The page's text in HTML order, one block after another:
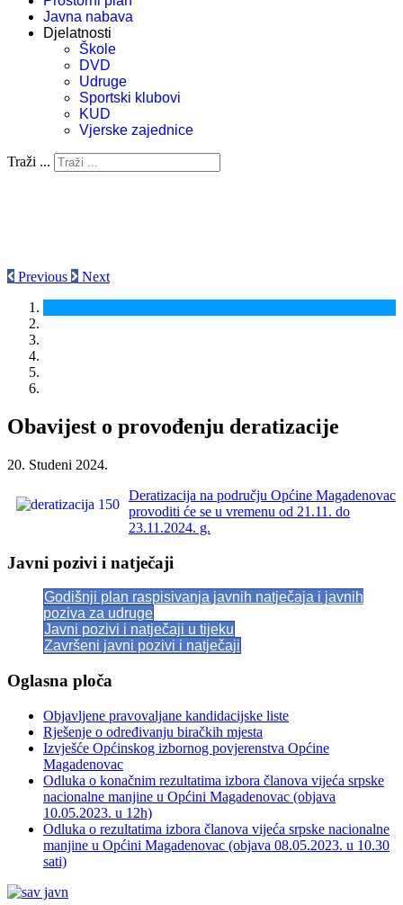
Javna nabava
Djelatnosti
Škole
DVD
Udruge
Sportski klubovi
KUD
Vjerske zajednice
Traži ...
Previous Next
Obavijest o provođenju deratizacije
20. Studeni 2024.
Deratizacija na području Općine Magadenovac
provoditi će se u vremenu od 21.11. do
23.11.2024. g.
Javni pozivi i natječaji
Godišnji plan raspisivanja javnih natječaja i javnih
poziva za udruge
Javni pozivi i natječaji u tijeku
Završeni javni pozivi i natječaji
Oglasna ploča
Objavljene pravovaljane kandidacijske liste
Rješenje o određivanju biračkih mjesta
Izvješće Općinskog izbornog povjerenstva Općine
Magadenovac
Odluka o konačnim rezultatima izbora članova vijeća srpske
nacionalne manjine u Općini Magadenovac (objava
10.05.2023. u 12h)
Odluka o rezultatima izbora članova vijeća srpske nacionalne
manjine u Općini Magadenovac (objava 08.05.2023. u 10.30
sati)